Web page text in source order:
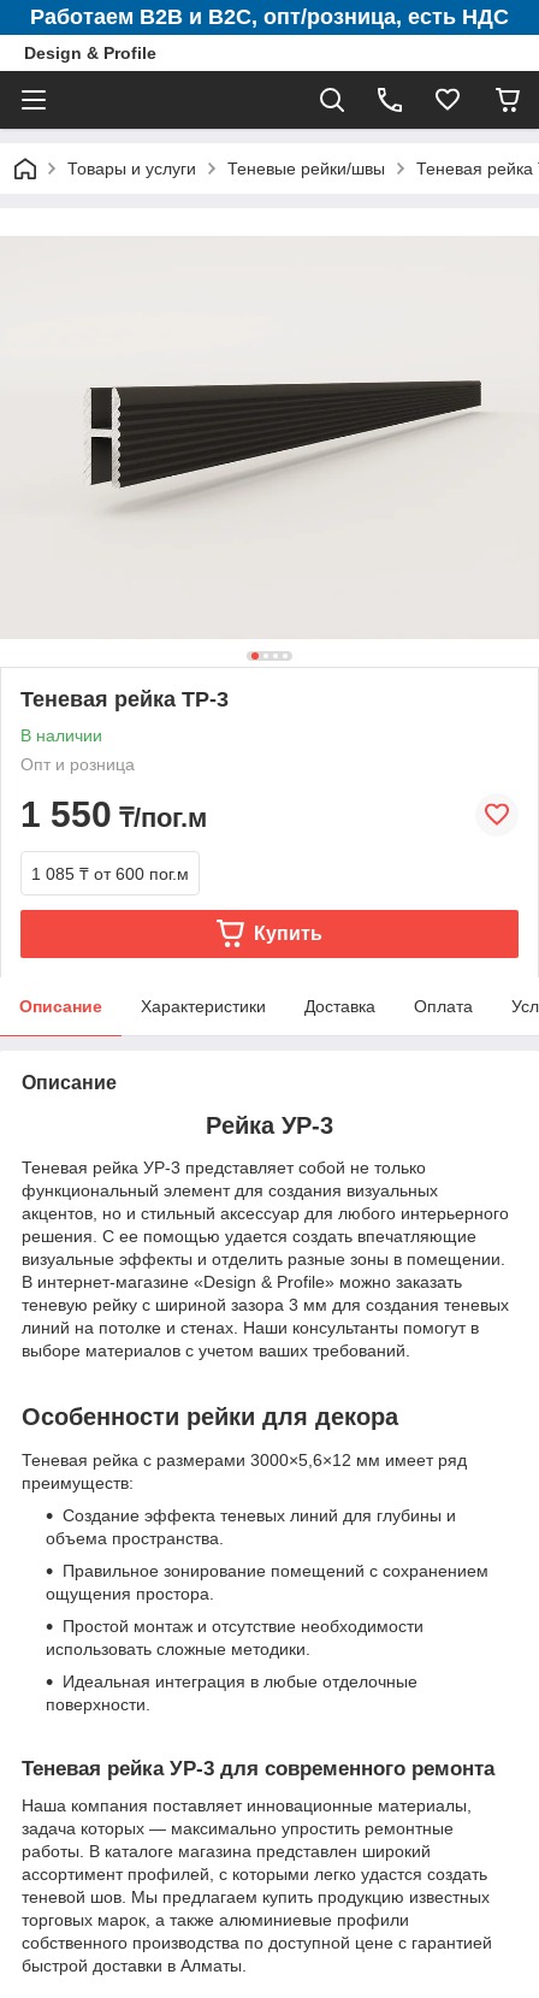
Работаем B2B и B2C, опт/розница, есть НДС
Design & Profile
Товары и услуги Теневые рейки/швы Теневая
Теневая рейка ТР-3
В наличии
Опт и розница
1 550 ₸/пог.м
1 085 ₸ от 600 пог.м
Купить
Описание Характеристики Доставка Оплата
Описание
Рейка УР-3
Теневая рейка УР-3 представляет собой не только
функциональный элемент для создания визуальных
акцентов, но и стильный аксессуар для любого интерьерного
решения. С ее помощью удается создать впечатляющие
визуальные эффекты и отделить разные зоны в помещении.
В интернет-магазине «Design & Profile» можно заказать
теневую рейку с шириной зазора 3 мм для создания теневых
линий на потолке и стенах. Наши консультанты помогут в
выборе материалов с учетом ваших требований.
Особенности рейки для декора
Теневая рейка с размерами 3000×5,6×12 мм имеет ряд
преимуществ:
Создание эффекта теневых линий для глубины и
объема пространства.
Правильное зонирование помещений с сохранением
ощущения простора.
Простой монтаж и отсутствие необходимости
использовать сложные методики.
Идеальная интеграция в любые отделочные
поверхности.
Теневая рейка УР-3 для современного ремонта
Наша компания поставляет инновационные материалы,
задача которых — максимально упростить ремонтные
работы. В каталоге магазина представлен широкий
ассортимент профилей, с которыми легко удастся создать
теневой шов. Мы предлагаем купить продукцию известных
торговых марок, а также алюминиевые профили
собственного производства по доступной цене с гарантией
быстрой доставки в Алматы.